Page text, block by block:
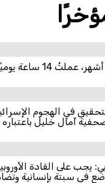
“لمدة خمسة أشهر،
في الهجوم
آمال خليل
يجب على القادة
في سبتة بإنسانية